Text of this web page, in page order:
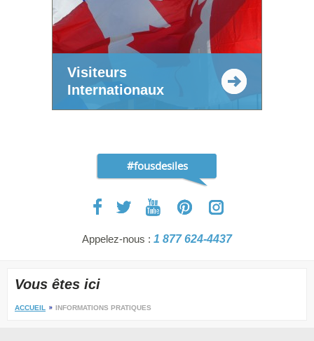
Visiteurs
Internationaux
#fousdesiles
Appelez-nous : 1 877 624-4437
Vous êtes ici
ACCUEIL INFORMATIONS PRATIQUES